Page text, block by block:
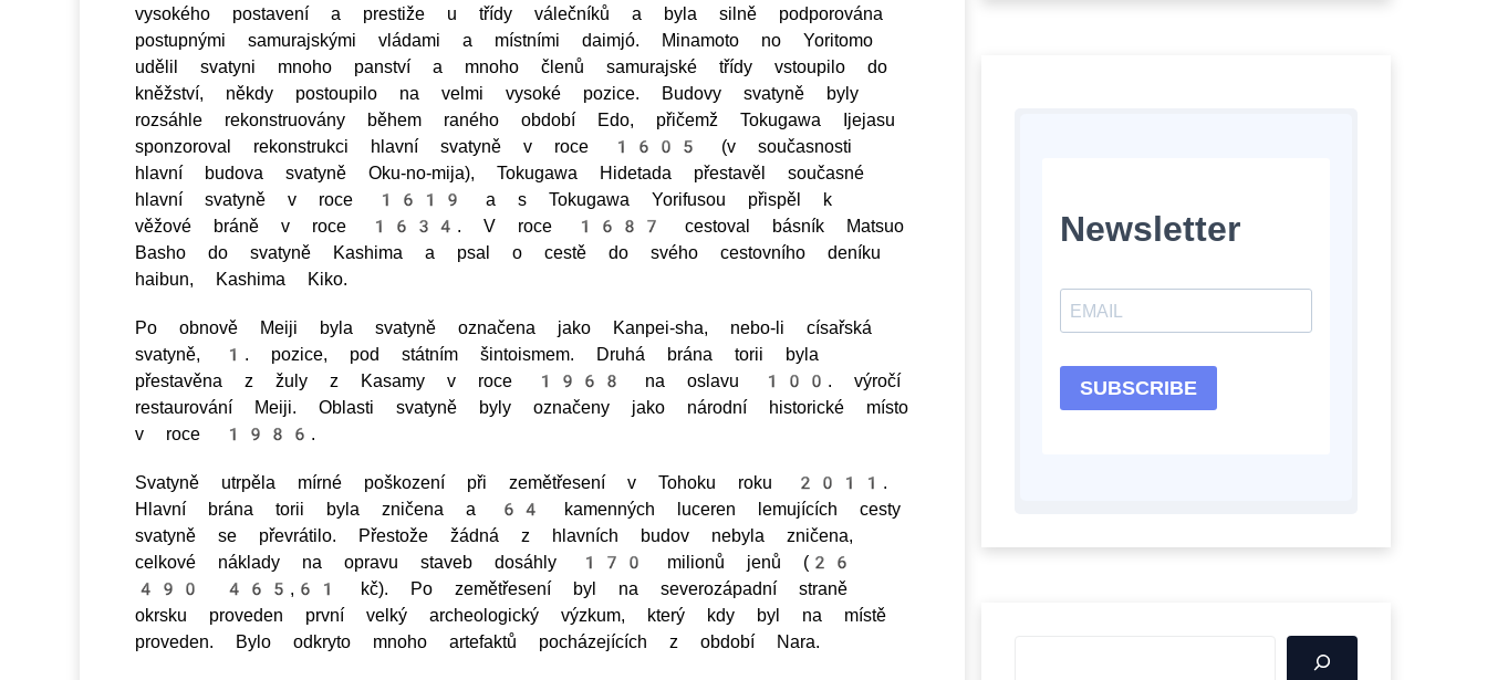
vysokého postavení a prestiže u třídy válečníků a byla silně podporována
postupnými samurajskými vládami a místními daimjó. Minamoto no Yoritomo
udělil svatyni mnoho panství a mnoho členů samurajské třídy vstoupilo do
kněžství, někdy postoupilo na velmi vysoké pozice. Budovy svatyně byly
rozsáhle rekonstruovány během raného období Edo, přičemž Tokugawa Ijejasu
sponzoroval rekonstrukci hlavní svatyně v roce 1605 (v současnosti
hlavní budova svatyně Oku-no-mija), Tokugawa Hidetada přestavěl současné
hlavní svatyně v roce 1619 a s Tokugawa Yorifusou přispěl k
věžové bráně v roce 1634. V roce 1687 cestoval básník Matsuo
Basho do svatyně Kashima a psal o cestě do svého cestovního deníku
haibun, Kashima Kiko.
Po obnově Meiji byla svatyně označena jako Kanpei-sha, nebo-li císařská
svatyně, 1. pozice, pod státním šintoismem. Druhá brána torii byla
přestavěna z žuly z Kasamy v roce 1968 na oslavu 100. výročí
restaurování Meiji. Oblasti svatyně byly označeny jako národní historické místo
v roce 1986.
Svatyně utrpěla mírné poškození při zemětřesení v Tohoku roku 2011.
Hlavní brána torii byla zničena a 64 kamenných luceren lemujících cesty
svatyně se převrátilo. Přestože žádná z hlavních budov nebyla zničena,
celkové náklady na opravu staveb dosáhly 170 milionů jenů (26
490 465,61 kč). Po zemětřesení byl na severozápadní straně
okrsku proveden první velký archeologický výzkum, který kdy byl na místě
proveden. Bylo odkryto mnoho artefaktů pocházejících z období Nara.